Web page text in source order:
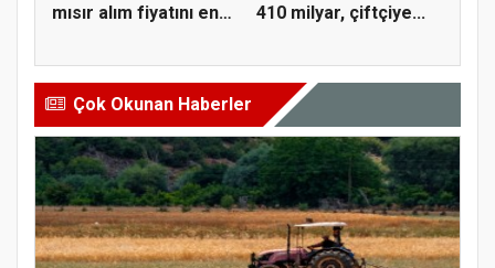
mısır alım fiyatını en
410 milyar, çiftçiye...
Çok Okunan Haberler